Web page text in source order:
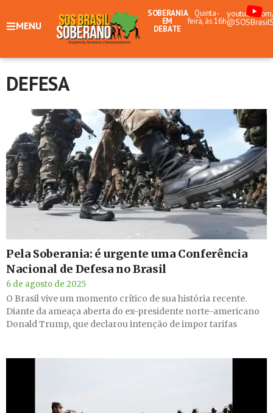
MENU
SOBERANIA
EM
DEBATE
Quinta-
feira, às 16h
DEFESA
Pela Soberania: é urgente uma Conferência
Nacional de Defesa no Brasil
6 de agosto de 2025
O Brasil vive um momento crítico de sua história recente.
Diante da ameaça aberta do ex-presidente norte-americano
Donald Trump, que declarou intenção de impor tarifas